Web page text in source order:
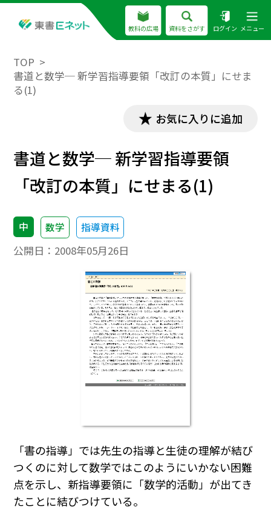
教科の広場 資料をさがす ログイン メニュー
TOP
書道と数学─ 新学習指導要領「改訂の本質」にせま
る(1)
お気に入りに追加
書道と数学─ 新学習指導要領
「改訂の本質」にせまる(1)
中 数学 指導資料
公開日： 2008年05月26日
「書の指導」では先生の指導と生徒の理解が結び
つくのに対して数学ではこのようにいかない困難
点を示し、新指導要領に「数学的活動」が出てき
たことに結びつけている。